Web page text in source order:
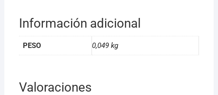
Información adicional
PESO 0,049 kg
Valoraciones